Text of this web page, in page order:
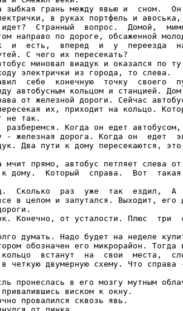
зыбкая грань между явью и  сном.
в руках портфель и
Странный  вопрос.  Домой,
направо по дороге, обсаженной
и  есть,  вперед  и  у  переезда
С чего их пересекать?
миновал виадук и оказался по
электрички из города, то слева.
себе  конечную  точку  своего
автобусным кольцом и станцией.
от железной дороги. Сейчас
их, приходит на кольцо.
не так.
разберемся. Когда он едет
- железная дорога. Когда он  едет
Два пути к дому пересекаются, это
мчит прямо, автобус петляет слева
к дому.  Который  справа.  Вот
Сколько  раз  уже  так  ездил,  А
в целом и запутался. Выходит,
Конечно, от усталости. Плюс  три
думать. Надо будет на неделе
обозначен его микрорайон. Тогда
кольцо  встанут  на  свои  места,
в четкую двумерную схему. Что
пронеслась в его мозгу мутным
виском к окну.
провалился сквозь явь.